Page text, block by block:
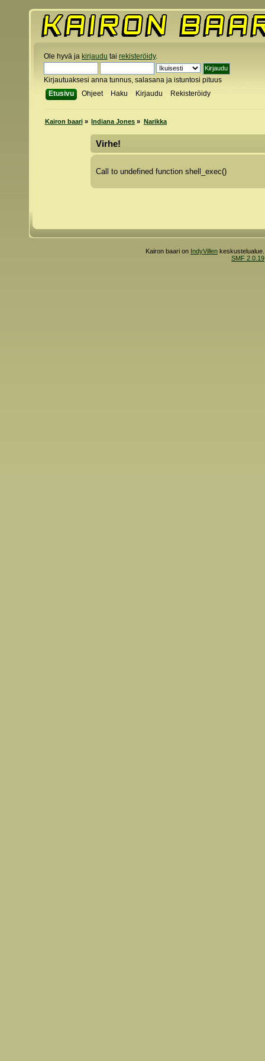
Ole hyvä ja kirjaudu tai rekisteröidy.
Kirjautuaksesi anna tunnus, salasana ja istuntosi pituus
Etusivu
Ohjeet Haku Kirjaudu Rekisteröidy
Kairon baari» Indiana Jones » Narikka
Virhe!
Call to undefined function shell_exec()
Kairon baari on IndyVillen
SMF 2.0.19